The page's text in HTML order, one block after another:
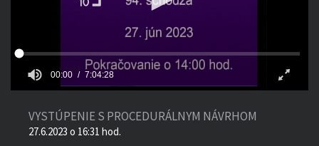
00:00 7:04:28
VYSTÚPENIE S PROCEDURÁLNYM NÁVRHOM
27.6.2023 o 16:31 hod.